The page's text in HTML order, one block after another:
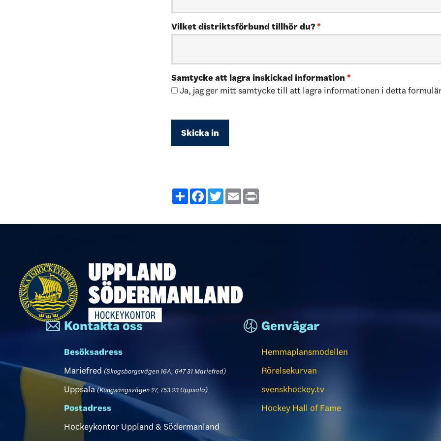
Vilket distriktsförbund tillhör du?*
Samtycke att lagra inskickad information *
Ja, jag ger mitt samtycke till att lagra informationen i detta
ShareFacebook
TwitterEmail
Kontakta oss
Besöksadress
Mariefred (Skogsborgsvägen 16A, 647 31 Mariefred)
Uppsala(Kungsängsvägen 27, 753 23 Uppsala)
Postadress
Hockeykontor Uppland & Södermanland
Genvägar
Hemmaplansmodellen
Rörelsekurvan
svenskhockey.tv
Hockey Hall of Fame